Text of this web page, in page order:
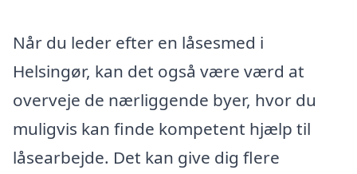
Når du leder efter en låsesmed i
Helsingør, kan det også være værd at
overveje de nærliggende byer, hvor du
muligvis kan finde kompetent hjælp til
låsearbejde. Det kan give dig flere